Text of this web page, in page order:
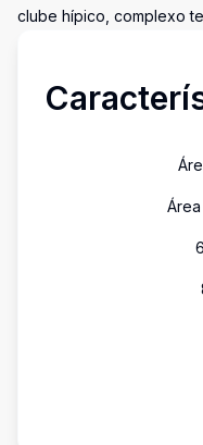
clube hípico, complexo
6